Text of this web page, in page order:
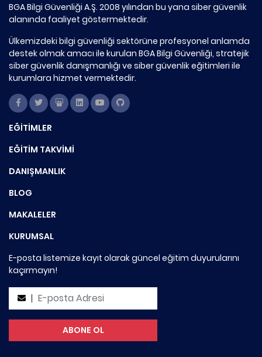
BGA Bilgi Güvenliği A.Ş. 2008 yılından bu yana siber güvenlik
alanında faaliyet göstermektedir.
Ülkemizdeki bilgi güvenliği sektörüne profesyonel anlamda
destek olmak amacı ile kurulan BGA Bilgi Güvenliği, stratejik
siber güvenlik danışmanlığı ve siber güvenlik eğitimleri ile
kurumlara hizmet vermektedir.
EĞİTİMLER
EĞİTİM TAKVİMİ
DANIŞMANLIK
BLOG
MAKALELER
KURUMSAL
E-posta listemize kayıt olarak güncel eğitim duyurularını
kaçırmayın!